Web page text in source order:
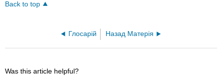
Back to top
Глосарій Назад Матерія
Was this article helpful?